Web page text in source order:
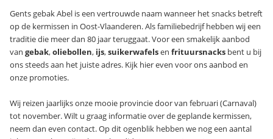
Gents gebak Abel is een vertrouwde naam wanneer het snacks betreft
op de kermissen in Oost-Vlaanderen. Als familiebedrijf hebben wij een
traditie die meer dan 80 jaar teruggaat. Voor een smakelijk aanbod
van gebak,oliebollen, ijs,suikerwafelsen frituursnacks bent u bij
ons steeds aan het juiste adres. Kijk hier even voor ons aanbod en
onze promoties.
Wij reizen jaarlijks onze mooie provincie door van februari (Carnaval)
tot november. Wilt u graag informatie over de geplande kermissen,
neem dan even contact. Op dit ogenblik hebben we nog een aantal